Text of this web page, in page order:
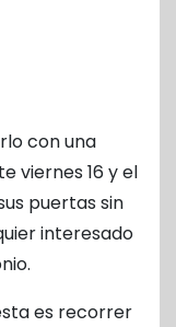
con una
viernes 16 y el
puertas sin
interesado
es recorrer